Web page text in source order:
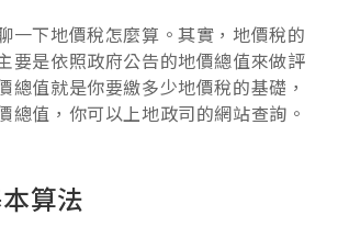
一下地價稅怎麼算。其實，地價稅的
要是依照政府公告的地價總值來做評
總值就是你要繳多少地價稅的基礎，
總值，你可以上地政司的網站查詢。
算法